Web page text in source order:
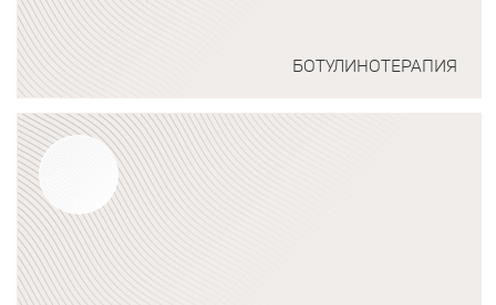
БОТУЛИНОТЕРАПИЯ
Подробнее о программе